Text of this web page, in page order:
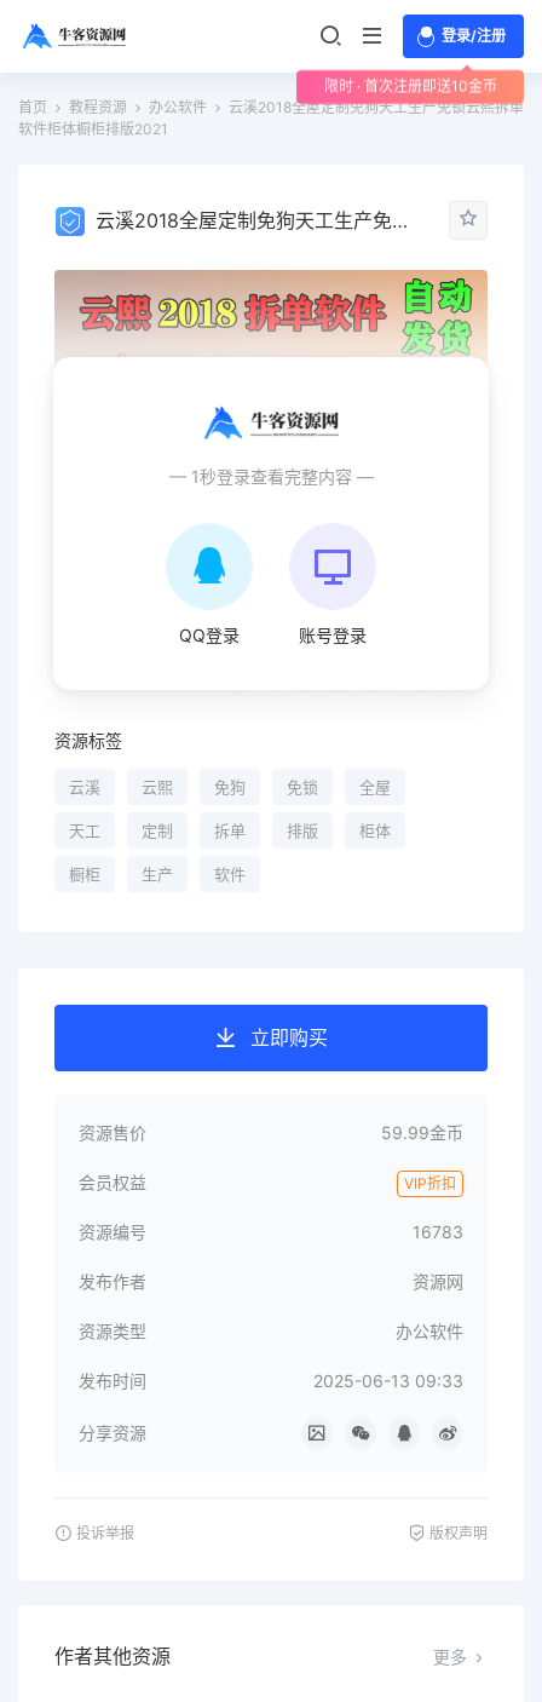
登录/注册
限时 · 首次注册即送10金币
首页
教程资源 办公软件
云溪2018全屋定制免狗天工生产免锁云熙拆单
软件柜体橱柜排版2021
云溪2018全屋定制免狗天工生产免锁云熙拆单软件柜体橱柜排版2021
— 1秒登录查看完整内容 —
QQ登录 账号登录
资源标签
云溪 云熙 免狗 免锁 全屋
天工 定制 拆单 排版 柜体
橱柜 生产 软件
立即购买
资源售价 59.99金币
会员权益 VIP折扣
资源编号 16783
发布作者 资源网
资源类型 办公软件
发布时间 2025-06-13 09:33
分享资源
投诉举报 版权声明
作者其他资源 更多